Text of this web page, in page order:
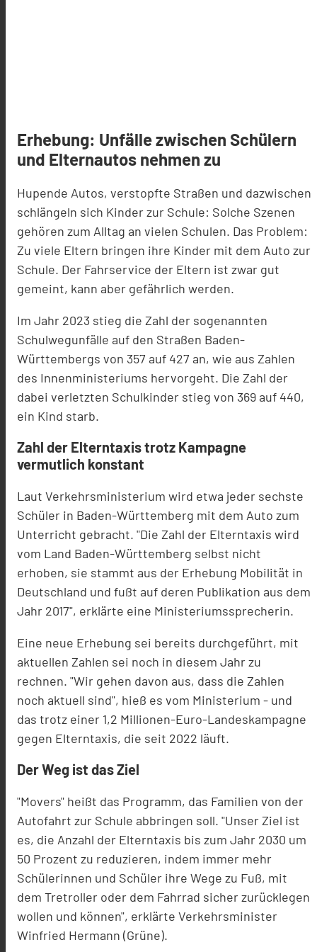
Erhebung: Unfälle zwischen Schülern
und Elternautos nehmen zu
Hupende Autos, verstopfte Straßen und dazwischen
schlängeln sich Kinder zur Schule: Solche Szenen
gehören zum Alltag an vielen Schulen. Das Problem:
Zu viele Eltern bringen ihre Kinder mit dem Auto zur
Schule. Der Fahrservice der Eltern ist zwar gut
gemeint, kann aber gefährlich werden.
Im Jahr 2023 stieg die Zahl der sogenannten
Schulwegunfälle auf den Straßen Baden-
Württembergs von 357 auf 427 an, wie aus Zahlen
des Innenministeriums hervorgeht. Die Zahl der
dabei verletzten Schulkinder stieg von 369 auf 440,
ein Kind starb.
Zahl der Elterntaxis trotz Kampagne
vermutlich konstant
Laut Verkehrsministerium wird etwa jeder sechste
Schüler in Baden-Württemberg mit dem Auto zum
Unterricht gebracht. "Die Zahl der Elterntaxis wird
vom Land Baden-Württemberg selbst nicht
erhoben, sie stammt aus der Erhebung Mobilität in
Deutschland und fußt auf deren Publikation aus dem
Jahr 2017", erklärte eine Ministeriumssprecherin.
Eine neue Erhebung sei bereits durchgeführt, mit
aktuellen Zahlen sei noch in diesem Jahr zu
rechnen. "Wir gehen davon aus, dass die Zahlen
noch aktuell sind", hieß es vom Ministerium - und
das trotz einer 1,2 Millionen-Euro-Landeskampagne
gegen Elterntaxis, die seit 2022 läuft.
Der Weg ist das Ziel
"Movers" heißt das Programm, das Familien von der
Autofahrt zur Schule abbringen soll. "Unser Ziel ist
es, die Anzahl der Elterntaxis bis zum Jahr 2030 um
50 Prozent zu reduzieren, indem immer mehr
Schülerinnen und Schüler ihre Wege zu Fuß, mit
dem Tretroller oder dem Fahrrad sicher zurücklegen
wollen und können", erklärte Verkehrsminister
Winfried Hermann (Grüne).